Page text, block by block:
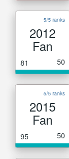
5/5 ranks
2012
Fan
81 50
5/5 ranks
2015
Fan
95 50